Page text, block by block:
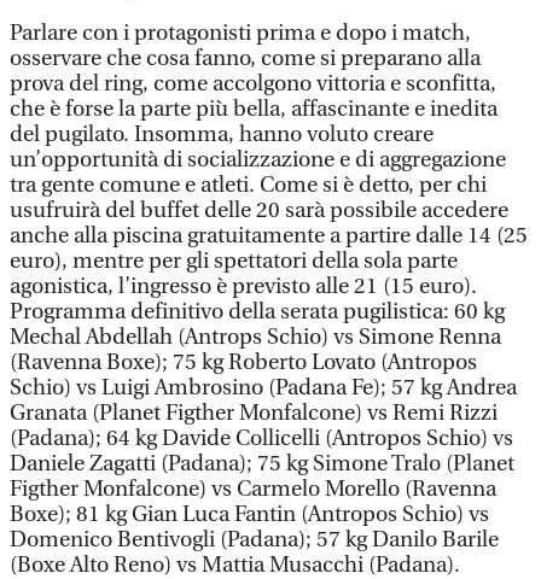
Parlare con i protagonisti prima e dopo i match,
osservare che cosa fanno, come si preparano alla
prova del ring, come accolgono vittoria e sconfitta,
che è forse la parte più bella, affascinante e inedita
del pugilato. Insomma, hanno voluto creare
un’opportunità di socializzazione e di aggregazione
tra gente comune e atleti. Come si è detto, per chi
usufruirà del buffet delle 20 sarà possibile accedere
anche alla piscina gratuitamente a partire dalle 14 (25
euro), mentre per gli spettatori della sola parte
agonistica, l’ingresso è previsto alle 21 (15 euro).
Programma definitivo della serata pugilistica: 60 kg
Mechal Abdellah (Antrops Schio) vs Simone Renna
(Ravenna Boxe); 75 kg Roberto Lovato (Antropos
Schio) vs Luigi Ambrosino (Padana Fe); 57 kg Andrea
Granata (Planet Figther Monfalcone) vs Remi Rizzi
(Padana); 64 kg Davide Collicelli (Antropos Schio) vs
Daniele Zagatti (Padana); 75 kg Simone Tralo (Planet
Figther Monfalcone) vs Carmelo Morello (Ravenna
Boxe); 81 kg Gian Luca Fantin (Antropos Schio) vs
Domenico Bentivogli (Padana); 57 kg Danilo Barile
(Boxe Alto Reno) vs Mattia Musacchi (Padana).